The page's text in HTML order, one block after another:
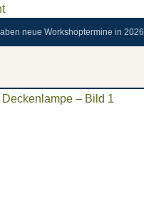
neue Workshoptermine in 2026